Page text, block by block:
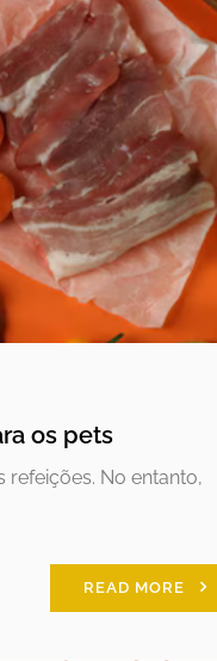
os pets
refeições. No entanto,
READ MORE